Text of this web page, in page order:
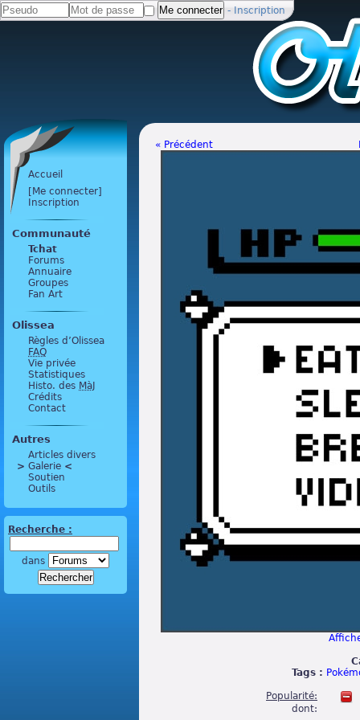
- Inscription
Accueil
[Me connecter]
Inscription
Communauté
Tchat
Forums
Annuaire
Groupes
Fan Art
Olissea
Règles d’Olissea
FAQ
Vie privée
Statistiques
Histo. des MàJ
Crédits
Contact
Autres
Articles divers
> Galerie <
Soutien
Outils
Recherche :
dans
« Précédent
Tags :
Popularité:
dont: